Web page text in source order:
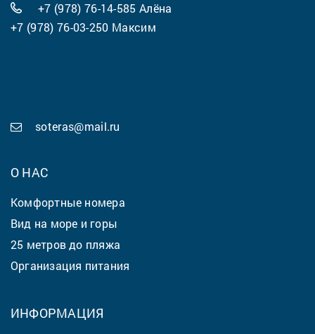
+7 (978) 76-14-585 Алёна
+7 (978) 76-03-250 Максим
soteras@mail.ru
О НАС
Комфортные номера
Вид на море и горы
25 метров до пляжа
Организация питания
ИНФОРМАЦИЯ